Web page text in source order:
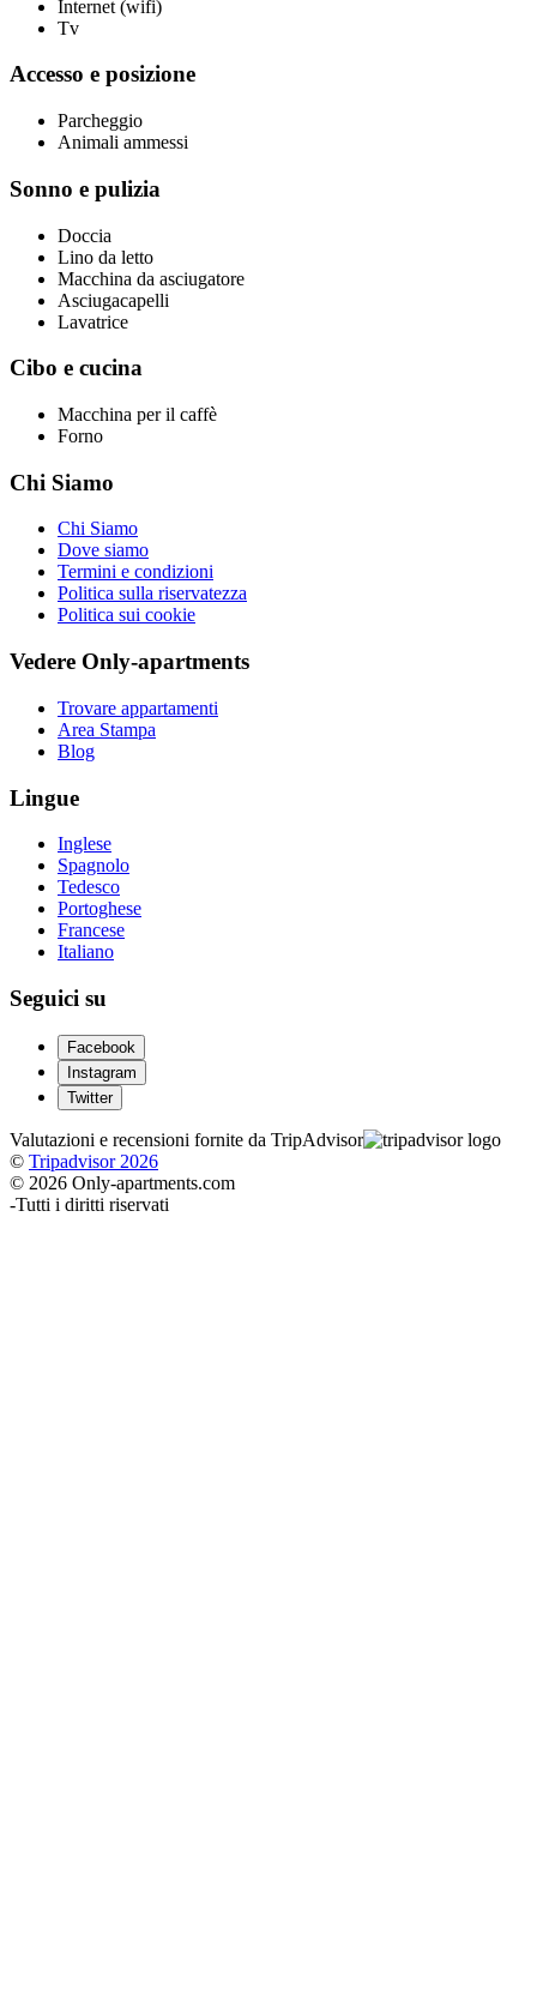
Internet (wifi)
Tv
Accesso e posizione
Parcheggio
Animali ammessi
Sonno e pulizia
Doccia
Lino da letto
Macchina da asciugatore
Asciugacapelli
Lavatrice
Cibo e cucina
Macchina per il caffè
Forno
Chi Siamo
Chi Siamo
Dove siamo
Termini e condizioni
Politica sulla riservatezza
Politica sui cookie
Vedere Only-apartments
Trovare appartamenti
Area Stampa
Blog
Lingue
Inglese
Spagnolo
Tedesco
Portoghese
Francese
Italiano
Seguici su
Facebook
Instagram
Twitter
Valutazioni e recensioni fornite da TripAdvisor
© Tripadvisor 2026
© 2026 Only-apartments.com
-Tutti i diritti riservati